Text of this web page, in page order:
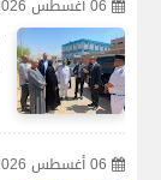
06 أغسطس 2026
06 أغسطس 2026